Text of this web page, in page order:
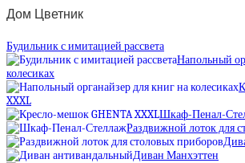
Дом Цветник
Будильник с имитацией рассвета
Напольный
колесиках
XXXL
Шкаф-Пенал-
Раздвижной лоток для
Диван Манхэттен